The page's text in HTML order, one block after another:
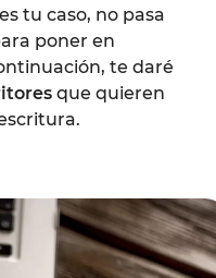
tu caso, no pasa
poner en
te daré
que quieren